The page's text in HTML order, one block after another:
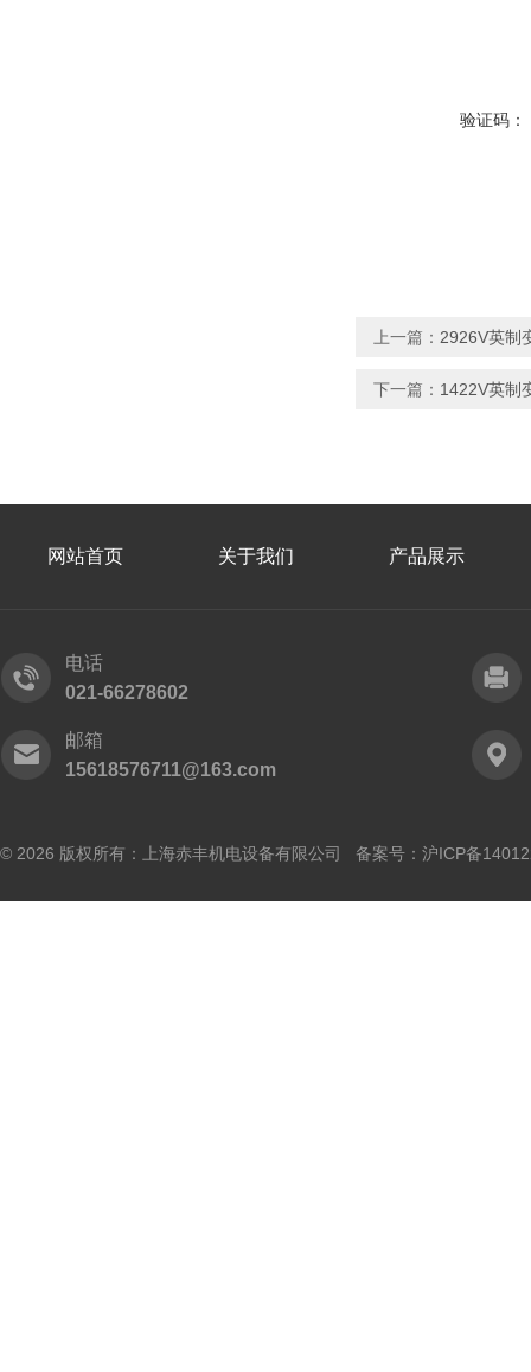
验证码：
上一篇： 2926V英制
下一篇： 1422V英制
网站首页 关于我们 产品展示
电话
021-66278602
邮箱
15618576711@163.com
© 2026 版权所有：上海赤丰机电设备有限公司 备案号： 沪ICP备